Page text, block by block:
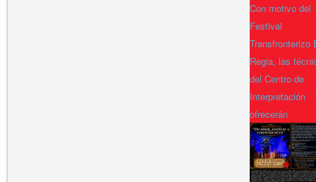
Con motivo del
Festival
Transfronterizo
Regia, las
del Centro de
Interpretación
ofrecerán